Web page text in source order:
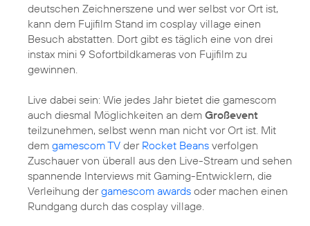
deutschen Zeichnerszene und wer selbst vor Ort ist,
kann dem Fujifilm Stand im cosplay village einen
Besuch abstatten. Dort gibt es täglich eine von drei
instax mini 9 Sofortbildkameras von Fujifilm zu
gewinnen.
Live dabei sein: Wie jedes Jahr bietet die gamescom
auch diesmal Möglichkeiten an dem Großevent
teilzunehmen, selbst wenn man nicht vor Ort ist. Mit
dem gamescom TV der Rocket Beans verfolgen
Zuschauer von überall aus den Live-Stream und sehen
spannende Interviews mit Gaming-Entwicklern, die
Verleihung dergamescom awards oder machen einen
Rundgang durch das cosplay village.